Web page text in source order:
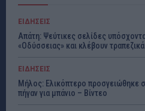
ΕΙΔΗΣΕΙΣ
Απάτη: Ψεύτικες σελίδες
«Οδύσσειας» και κλέβουν
ΕΙΔΗΣΕΙΣ
Μήλος: Ελικόπτερο προσγειώθηκε
πήγαν για μπάνιο – Βίντεο